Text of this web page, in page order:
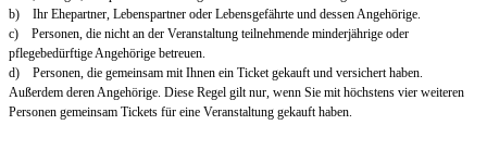
b) Ihr Ehepartner, Lebenspartner oder Lebensgefährte und dessen Angehörige.
c) Personen, die nicht an der Veranstaltung teilnehmende minderjährige oder
pflegebedürftige Angehörige betreuen.
d) Personen, die gemeinsam mit Ihnen ein Ticket gekauft und versichert haben.
Außerdem deren Angehörige. Diese Regel gilt nur, wenn Sie mit höchstens vier weiteren
Personen gemeinsam Tickets für eine Veranstaltung gekauft haben.